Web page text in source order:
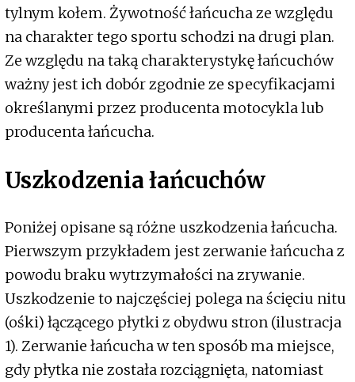
tylnym kołem. Żywotność łańcucha ze względu
na charakter tego sportu schodzi na drugi plan.
Ze względu na taką charakterystykę łańcuchów
ważny jest ich dobór zgodnie ze specyfikacjami
określanymi przez producenta motocykla lub
producenta łańcucha.
Uszkodzenia łańcuchów
Poniżej opisane są różne uszkodzenia łańcucha.
Pierwszym przykładem jest zerwanie łańcucha z
powodu braku wytrzymałości na zrywanie.
Uszkodzenie to najczęściej polega na ścięciu nitu
(ośki) łączącego płytki z obydwu stron (ilustracja
1). Zerwanie łańcucha w ten sposób ma miejsce,
gdy płytka nie została rozciągnięta, natomiast